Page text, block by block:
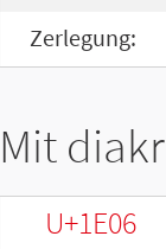
Zerlegung:
Mit
U+1E06